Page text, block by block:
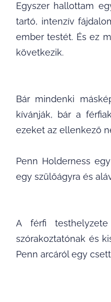
Egyszer hallottam
tartó, intenzív
ember testét. És ez
következik.
Bár mindenki
kívánják, bár a
ezeket az ellenkező
Penn Holderness
egy szülőágyra és
A férfi
szórakoztatónak és
Penn arcáról egy